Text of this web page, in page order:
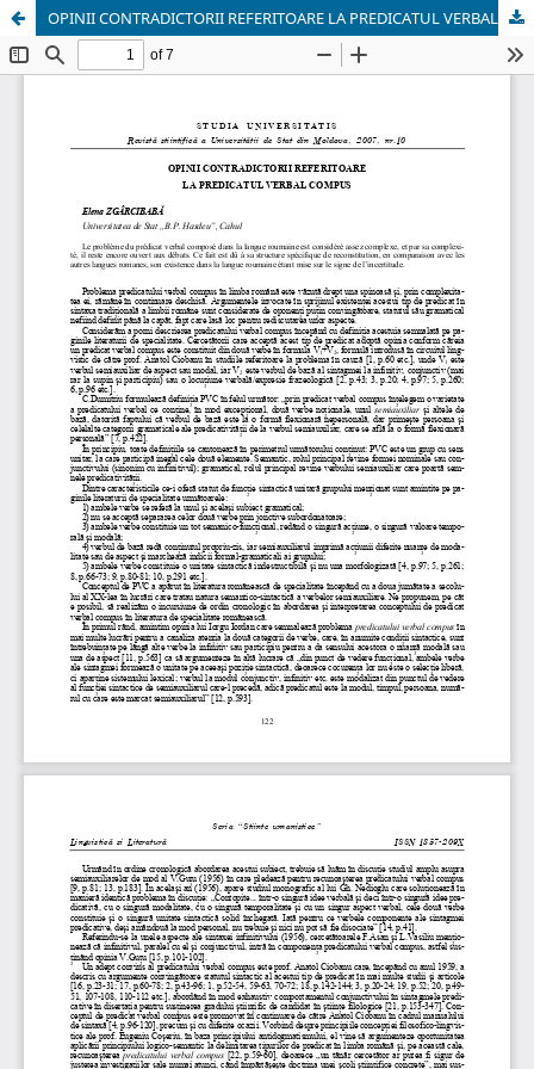
OPINII CONTRADICTORII REFERITOARE LA PREDICATUL VERBAL COMPUS